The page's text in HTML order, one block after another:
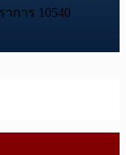
การ 10540